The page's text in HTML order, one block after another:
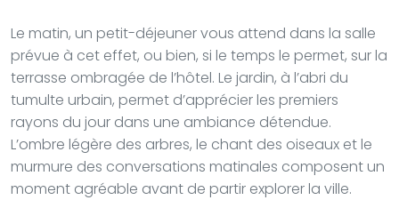
Le matin, un petit-déjeuner vous attend dans la salle
prévue à cet effet, ou bien, si le temps le permet, sur la
terrasse ombragée de l’hôtel. Le jardin, à l’abri du
tumulte urbain, permet d’apprécier les premiers
rayons du jour dans une ambiance détendue.
L’ombre légère des arbres, le chant des oiseaux et le
murmure des conversations matinales composent un
moment agréable avant de partir explorer la ville.